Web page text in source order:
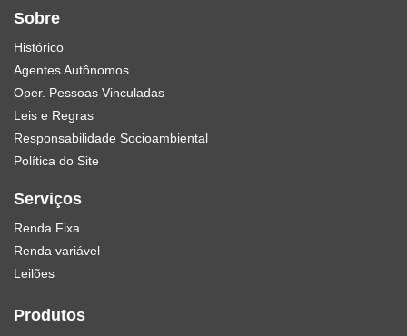
Sobre
Histórico
Agentes Autônomos
Oper. Pessoas Vinculadas
Leis e Regras
Responsabilidade Socioambiental
Política do Site
Serviços
Renda Fixa
Renda variável
Leilões
Produtos